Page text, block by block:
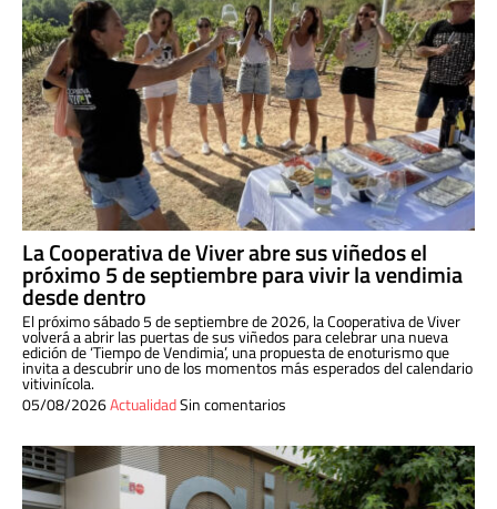
La Cooperativa de Viver abre sus viñedos el
próximo 5 de septiembre para vivir la vendimia
desde dentro
El próximo sábado 5 de septiembre de 2026, la Cooperativa de Viver
volverá a abrir las puertas de sus viñedos para celebrar una nueva
edición de ‘Tiempo de Vendimia’, una propuesta de enoturismo que
invita a descubrir uno de los momentos más esperados del calendario
vitivinícola.
05/08/2026ActualidadSin comentarios